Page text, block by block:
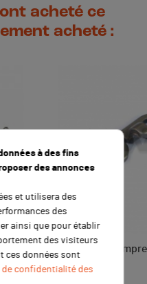
acheté ce
acheté :
Linguet
ANIMA
à des fins
des annonces
et utilisera des
des
ainsi que pour établir
des visiteurs
ces données sont
confidentialité des